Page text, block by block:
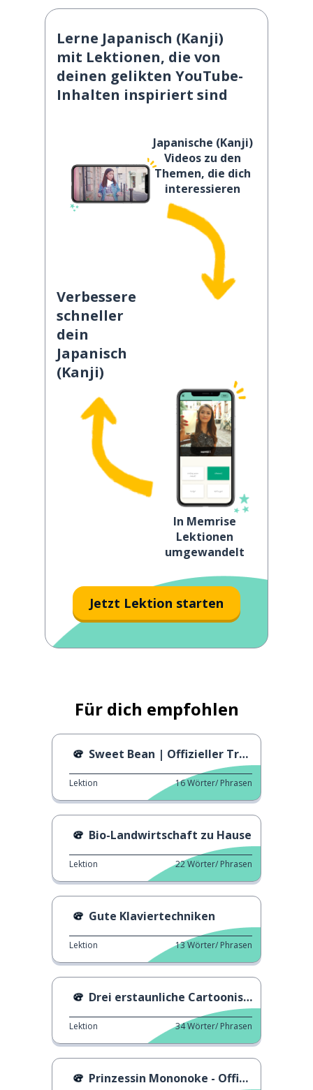
Lerne Japanisch (Kanji)
mit Lektionen, die von
deinen gelikten YouTube-
Inhalten inspiriert sind
Japanische (Kanji)
Videos zu den
Themen, die dich
interessieren
Verbessere
schneller
dein
Japanisch
(Kanji)
In Memrise
Lektionen
umgewandelt
Jetzt Lektion starten
Für dich empfohlen
Sweet Bean | Offizieller Trailer
Lektion 16Wörter/ Phrasen
Bio-Landwirtschaft zu Hause
Lektion 22Wörter/ Phrasen
Gute Klaviertechniken
Lektion 13Wörter/ Phrasen
Drei erstaunliche Cartoonisten
Lektion 34Wörter/ Phrasen
Prinzessin Mononoke - Offizieller Trailer